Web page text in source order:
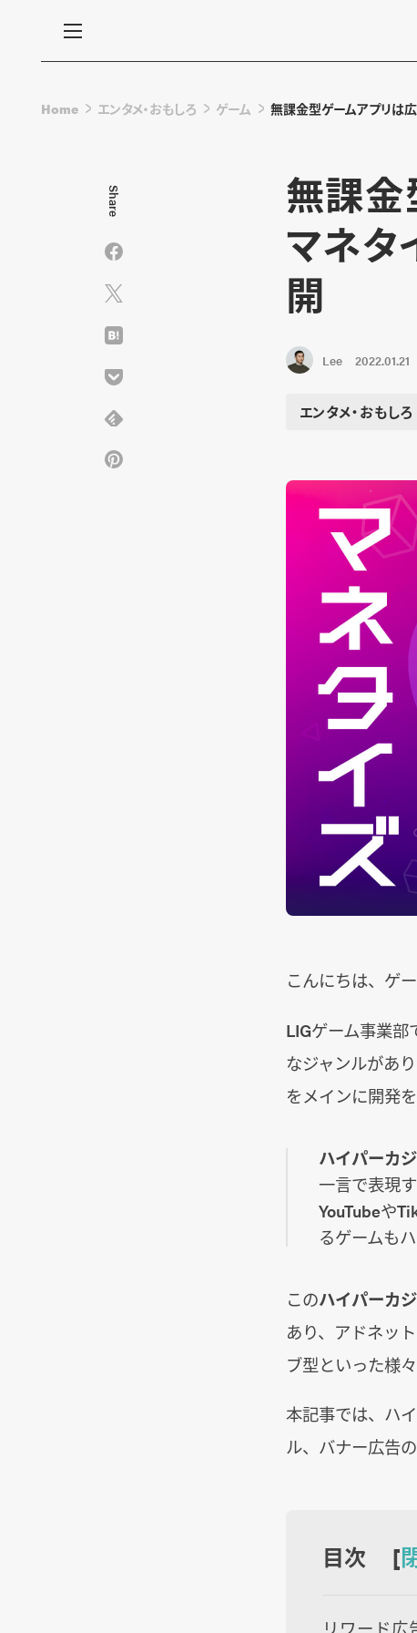
Home エンタメ・おもしろ ゲーム 無課金型ゲームアプリは
無課金
マネタ
開
Lee 2022.01.21
エンタメ・おもしろ
こんにちは、ゲ
LIGゲーム事業部
なジャンルがあ
をメインに開発を
ハイパーカ
一言で表現
YouTubeや
るゲームも
このハイパーカ
あり、アドネッ
ブ型といった様
本記事では、ハ
ル、バナー広告
目次 [
リワード広
Share